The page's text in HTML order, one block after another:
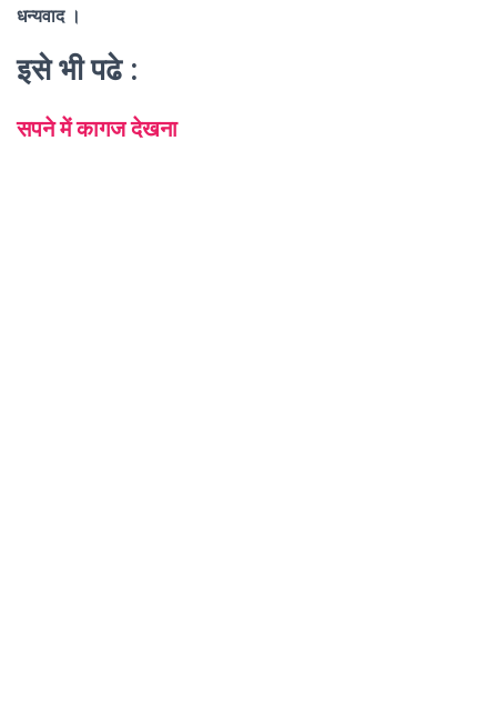
धन्यवाद ।
इसे भी पढे :
सपने में कागज देखना